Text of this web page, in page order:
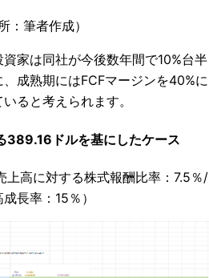
：筆者作成）
家は同社が今後数年間で10%台半
成熟期にはFCFマージンを40%に
ると考えられます。
389.16ドルを基にしたケース
上高に対する株式報酬比率：7.5％/
長率：15％）